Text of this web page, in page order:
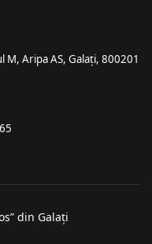
M, Aripa AS, Galaţi, 800201
din Galați